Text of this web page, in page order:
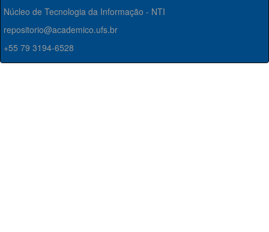
Núcleo de Tecnologia da Informação - NTI
repositorio@academico.ufs.br
+55 79 3194-6528